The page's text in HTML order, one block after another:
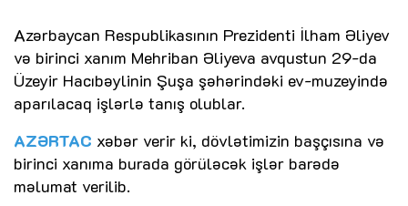
Azərbaycan Respublikasının Prezidenti İlham Əliyev
və birinci xanım Mehriban Əliyeva avqustun 29-da
Üzeyir Hacıbəylinin Şuşa şəhərindəki ev-muzeyində
aparılacaq işlərlə tanış olublar.
AZƏRTAC xəbər verir ki, dövlətimizin başçısına və
birinci xanıma burada görüləcək işlər barədə
məlumat verilib.